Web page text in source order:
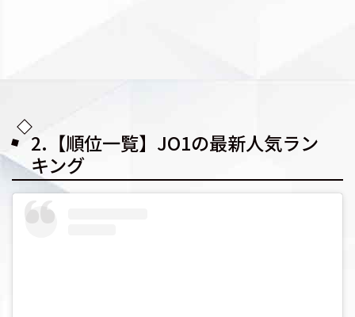
2.【順位一覧】JO1の最新人気ラン
キング